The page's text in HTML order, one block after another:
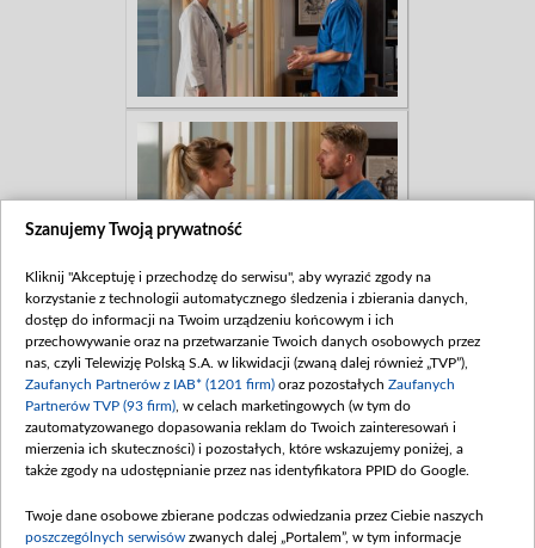
Szanujemy Twoją prywatność
Kliknij "Akceptuję i przechodzę do serwisu", aby wyrazić zgody na
korzystanie z technologii automatycznego śledzenia i zbierania danych,
dostęp do informacji na Twoim urządzeniu końcowym i ich
przechowywanie oraz na przetwarzanie Twoich danych osobowych przez
nas, czyli Telewizję Polską S.A. w likwidacji (zwaną dalej również „TVP”),
Zaufanych Partnerów z IAB* (1201 firm) oraz pozostałych Zaufanych
Partnerów TVP (93 firm) , w celach marketingowych (w tym do
zautomatyzowanego dopasowania reklam do Twoich zainteresowań i
mierzenia ich skuteczności) i pozostałych, które wskazujemy poniżej, a
także zgody na udostępnianie przez nas identyfikatora PPID do Google.
Twoje dane osobowe zbierane podczas odwiedzania przez Ciebie naszych
poszczególnych serwisów zwanych dalej „Portalem”, w tym informacje